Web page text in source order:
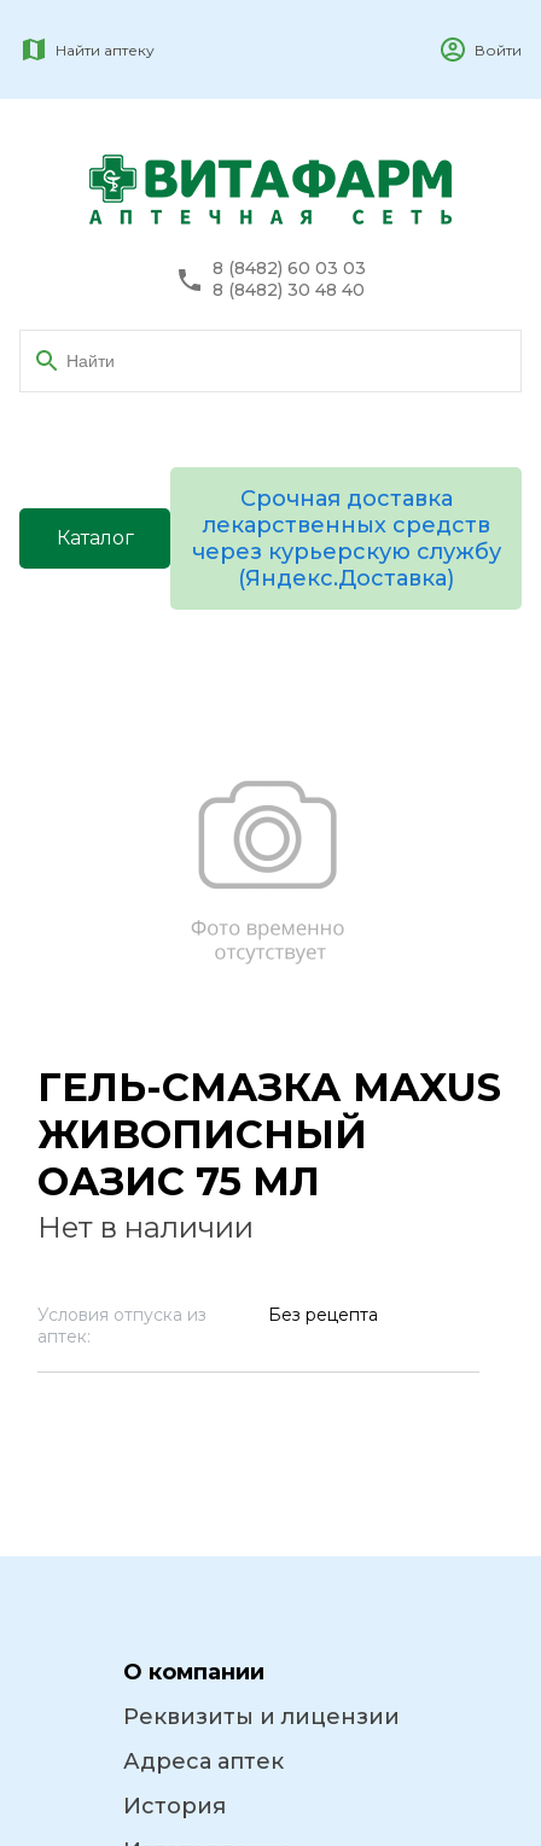
Найти аптеку Войти
8 (8482) 60 03 03
8 (8482) 30 48 40
Каталог
Срочная доставка
лекарственных средств
через курьерскую службу
(Яндекс.Доставка)
ГЕЛЬ-СМАЗКА MAXUS
ЖИВОПИСНЫЙ
ОАЗИС 75 МЛ
Нет в наличии
Условия отпуска из
аптек:
Без рецепта
О компании
Реквизиты и лицензии
Адреса аптек
История